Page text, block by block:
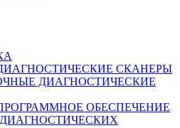
СКАНЕРЫ
ДИАГНОСТИЧЕСКИЕ
ОБЕСПЕЧЕНИЕ